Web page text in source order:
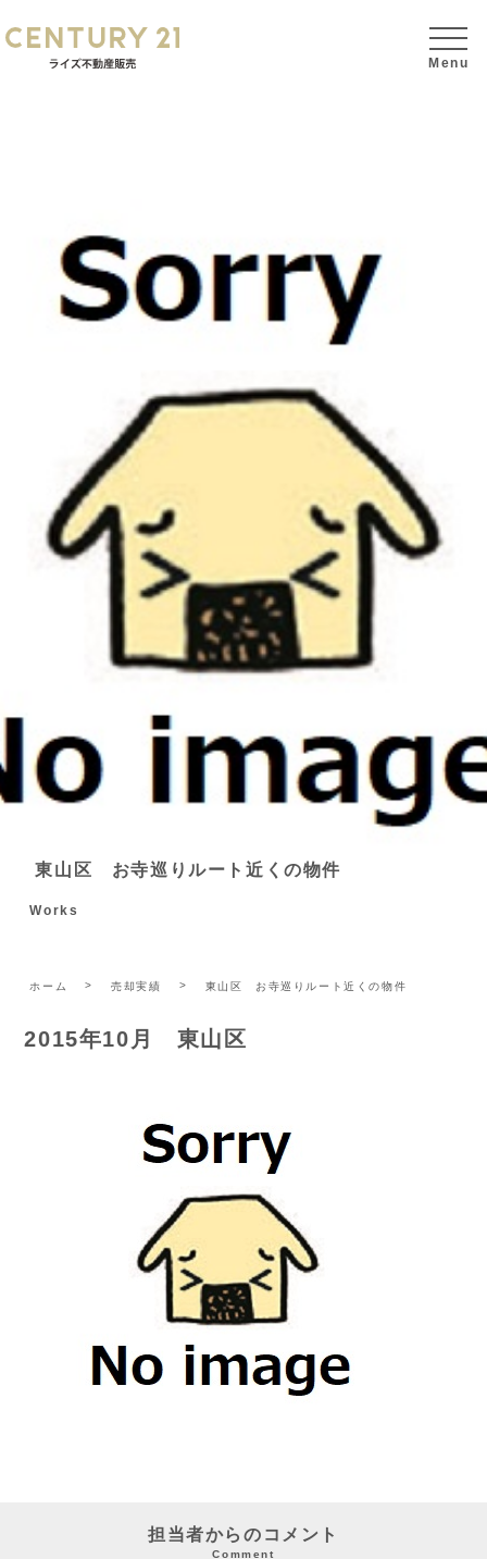
東山区 お寺巡りルート近くの物件
Works
ホーム 売却実績 東山区 お寺巡りルート近くの物件
2015年10月 東山区
担当者からのコメント
Comment